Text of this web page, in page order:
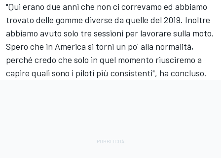
"Qui erano due anni che non ci correvamo ed abbiamo
trovato delle gomme diverse da quelle del 2019. Inoltre
abbiamo avuto solo tre sessioni per lavorare sulla moto.
Spero che in America si torni un po' alla normalità,
perché credo che solo in quel momento riusciremo a
capire quali sono i piloti più consistenti", ha concluso.